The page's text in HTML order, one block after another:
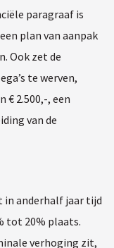
paragraaf is
plan van aanpak
Ook zet de
te werven,
€ 2.500,-, een
van de
in anderhalf jaar tijd
tot 20% plaats.
verhoging zit,